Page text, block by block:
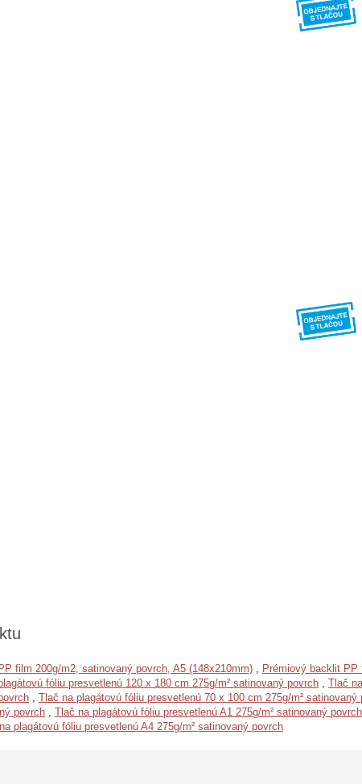
film 200g/m2, satinovaný povrch, A5 (148x210mm) , Prémiový backlit PP
fóliu presvetlenú 120 x 180 cm 275g/m² satinovaný povrch , Tlač
, Tlač na plagátovú fóliu presvetlenú 70 x 100 cm 275g/m² satinovaný
povrch , Tlač na plagátovú fóliu presvetlenú A1 275g/m² satinovaný povrch
plagátovú fóliu presvetlenú A4 275g/m² satinovaný povrch